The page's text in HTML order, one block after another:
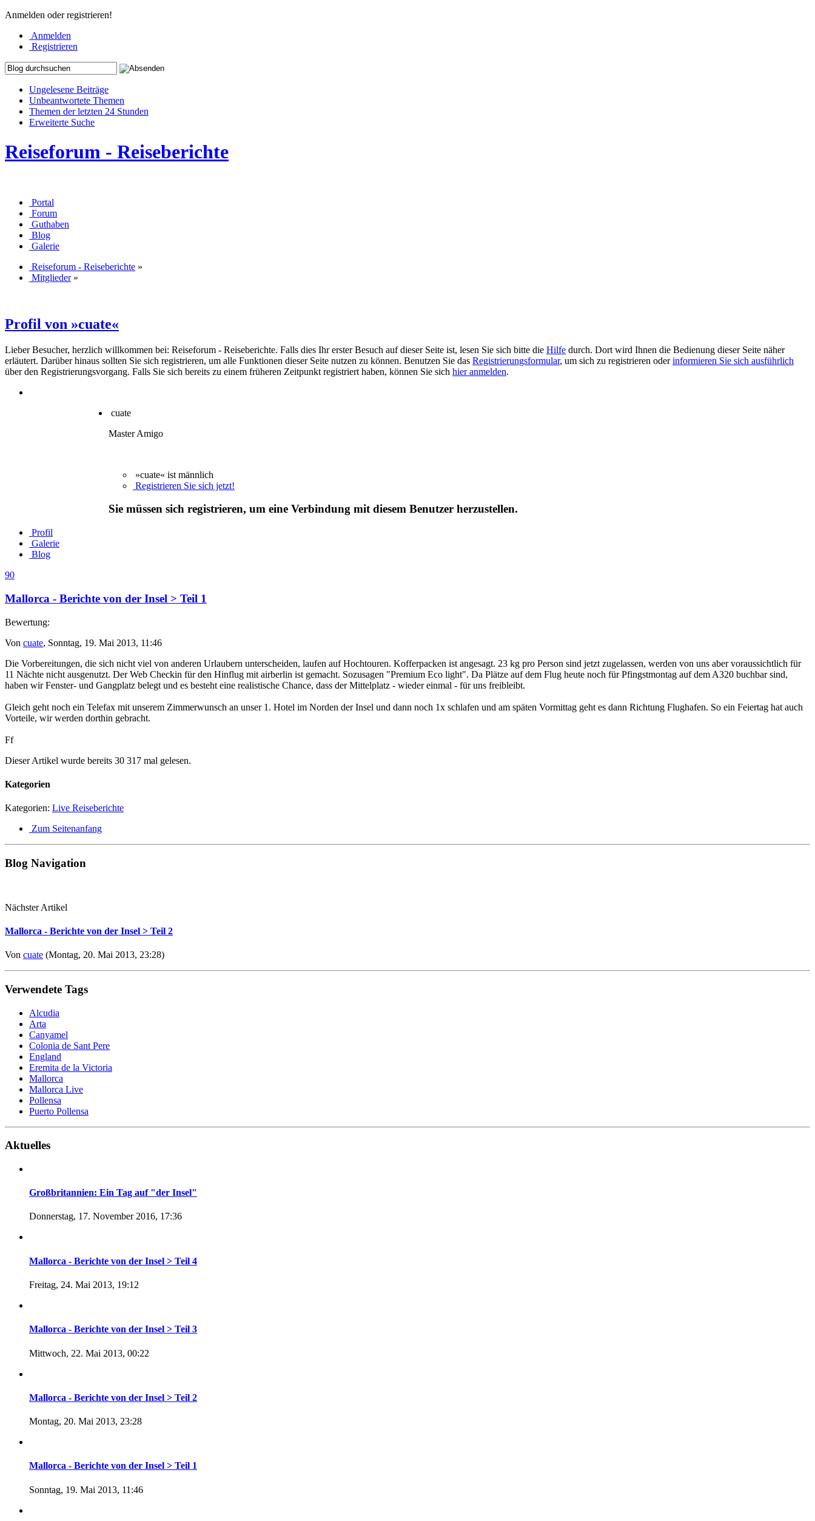
Anmelden oder registrieren!
Anmelden
Registrieren
Ungelesene Beiträge
Unbeantwortete Themen
Themen der letzten 24 Stunden
Erweiterte Suche
Reiseforum - Reiseberichte
Portal
Forum
Guthaben
Blog
Galerie
Reiseforum - Reiseberichte »
Mitglieder»
Profil von »cuate«
Lieber Besucher, herzlich willkommen bei: Reiseforum - Reiseberichte. Falls dies Ihr erster Besuch auf dieser Seite ist, lesen Sie sich bitte die Hilfe durch. Dort wird Ihnen die Bedienung dieser Seite näher
erläutert. Darüber hinaus sollten Sie sich registrieren, um alle Funktionen dieser Seite nutzen zu können. Benutzen Sie das Registrierungsformular, um sich zu registrieren oderinformieren Sie sich ausführlich
über den Registrierungsvorgang. Falls Sie sich bereits zu einem früheren Zeitpunkt registriert haben, können Sie sich hier anmelden.
cuate
Master Amigo
»cuate« ist männlich
Registrieren Sie sich jetzt!
Sie müssen sich registrieren, um eine Verbindung mit diesem Benutzer herzustellen.
Profil
Galerie
Blog
90
Mallorca - Berichte von der Insel > Teil 1
Bewertung:
Von cuate, Sonntag, 19. Mai 2013, 11:46
Die Vorbereitungen, die sich nicht viel von anderen Urlaubern unterscheiden, laufen auf Hochtouren. Kofferpacken ist angesagt. 23 kg pro Person sind jetzt zugelassen, werden von uns aber voraussichtlich für
11 Nächte nicht ausgenutzt. Der Web Checkin für den Hinflug mit airberlin ist gemacht. Sozusagen "Premium Eco light". Da Plätze auf dem Flug heute noch für Pfingstmontag auf dem A320 buchbar sind,
haben wir Fenster- und Gangplatz belegt und es besteht eine realistische Chance, dass der Mittelplatz - wieder einmal - für uns freibleibt.
Gleich geht noch ein Telefax mit unserem Zimmerwunsch an unser 1. Hotel im Norden der Insel und dann noch 1x schlafen und am späten Vormittag geht es dann Richtung Flughafen. So ein Feiertag hat auch
Vorteile, wir werden dorthin gebracht.
Ff
Dieser Artikel wurde bereits 30 317 mal gelesen.
Kategorien
Kategorien: Live Reiseberichte
Zum Seitenanfang
Blog Navigation
Nächster Artikel
Mallorca - Berichte von der Insel > Teil 2
Von cuate (Montag, 20. Mai 2013, 23:28)
Verwendete Tags
Alcudia
Arta
Canyamel
Colonia de Sant Pere
England
Eremita de la Victoria
Mallorca
Mallorca Live
Pollensa
Puerto Pollensa
Aktuelles
Großbritannien: Ein Tag auf "der Insel"
Donnerstag, 17. November 2016, 17:36
Mallorca - Berichte von der Insel > Teil 4
Freitag, 24. Mai 2013, 19:12
Mallorca - Berichte von der Insel > Teil 3
Mittwoch, 22. Mai 2013, 00:22
Mallorca - Berichte von der Insel > Teil 2
Montag, 20. Mai 2013, 23:28
Mallorca - Berichte von der Insel > Teil 1
Sonntag, 19. Mai 2013, 11:46